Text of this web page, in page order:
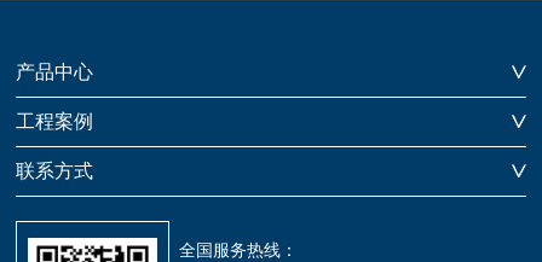
产品中心
工程案例
联系方式
全国服务热线：